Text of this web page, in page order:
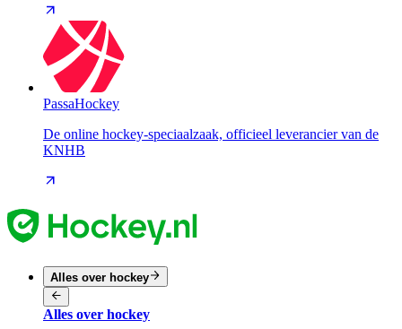
PassaHockey
De online hockey-speciaalzaak, officieel leverancier van de
KNHB
Alles over hockey
Alles over hockey